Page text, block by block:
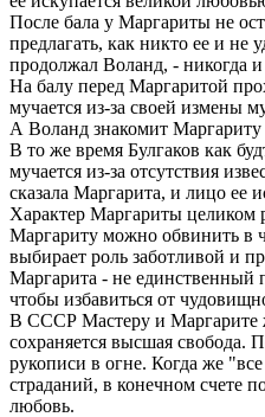
После бала у Маргариты не
предлагать, как никто ее и
продолжал Воланд, - никогда
На балу перед Маргаритой
мучается из-за своей измены
А Воланд знакомит
В то же время Булгаков как
мучается из-за отсутствия
сказала Маргарита, и лицо ее
Характер Маргариты целиком
Маргариту можно обвинить в
выбирает роль заботливой и
Маргарита - не единственный
чтобы избавиться от
В СССР Мастеру и Маргарите
сохраняется высшая свобода.
рукописи в огне. Когда же
страданий, в конечном счете
любовь.